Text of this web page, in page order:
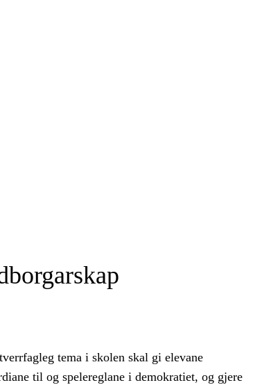
tema i skolen skal gi elevane
til og spelereglane i demokratiet, og gjere